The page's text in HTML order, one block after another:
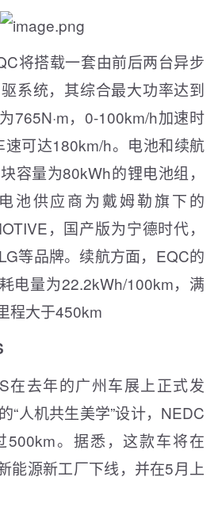
将搭载一套由前后两台异步
系统，其综合最大功率达到
765N·m，0-100km/h加速时
可达180km/h。电池和续航
容量为80kWh的锂电池组，
池供应商为戴姆勒旗下的
，国产版为宁德时代，
等品牌。续航方面，EQC的
电量为22.2kWh/100km，满
程大于450km
在去年的广州车展上正式发
“人机共生美学”设计，NEDC
500km。据悉，这款车将在
能源新工厂下线，并在5月上